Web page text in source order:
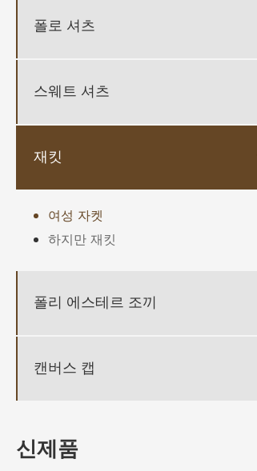
폴로 셔츠
스웨트 셔츠
재킷
여성 자켓
하지만 재킷
폴리 에스테르 조끼
캔버스 캡
신제품